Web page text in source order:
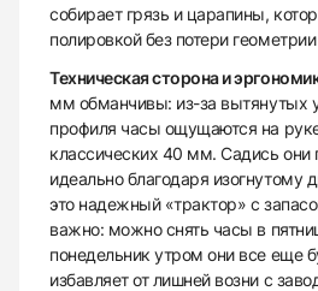
собирает грязь и царапины,
полировкой без потери
Техническая сторона и
мм обманчивы: из-за вытянутых
профиля часы ощущаются на
классических 40 мм. Садись
идеально благодаря изогнутому
это надежный «трактор» с
важно: можно снять часы в
понедельник утром они все еще
избавляет от лишней возни с